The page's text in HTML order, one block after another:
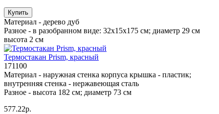
Купить
Материал - дерево дуб
Разное - в разобранном виде: 32х15х175 см; диаметр 29 см
высота 2 см
Термостакан Prism, красный
171100
Материал - наружная стенка корпуса крышка - пластик;
внутренняя стенка - нержавеющая сталь
Разное - высота 182 см; диаметр 73 см
577.22р.